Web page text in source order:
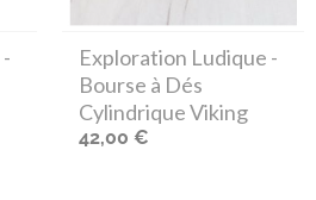
-
Exploration Ludique -
Bourse à Dés
Cylindrique Viking
42,00 €